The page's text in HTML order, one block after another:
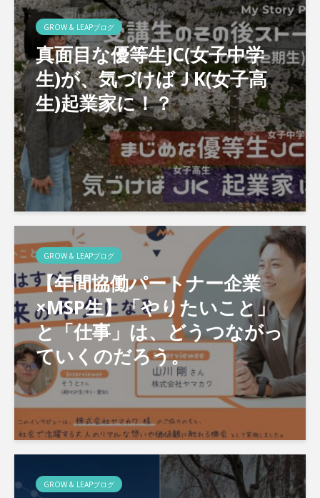
GROW & LEAPブログ
真面目な優等生JC(女子中学
生)が、気づけばＪK(女子高
生)起業家に！？
GROW & LEAPブログ
【年間協働パートナー企業
×MSP生】「やりたいこと」
と「仕事」は、どうつながっ
ていくのだろう。
GROW & LEAPブログ